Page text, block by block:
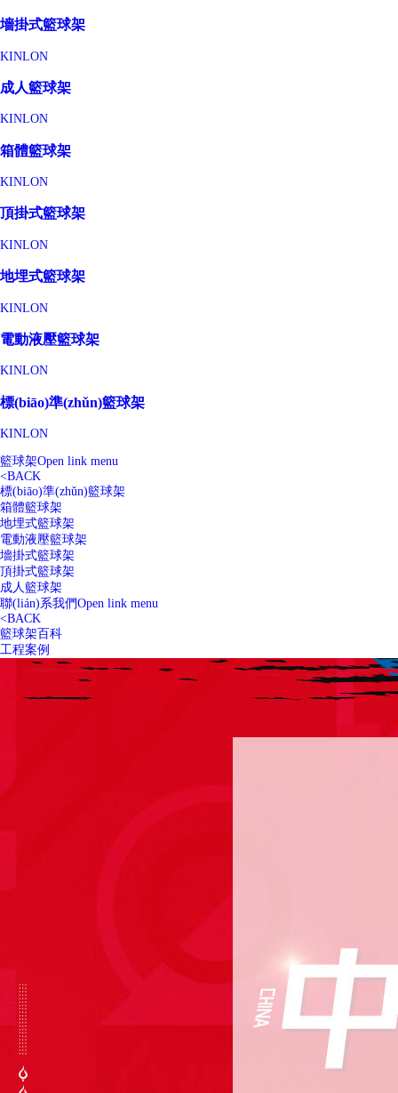
墻掛式籃球架
KINLON
成人籃球架
KINLON
箱體籃球架
KINLON
頂掛式籃球架
KINLON
地埋式籃球架
KINLON
電動液壓籃球架
KINLON
標(biāo)準(zhǔn)籃球架
KINLON
籃球架Open link menu
<BACK
標(biāo)準(zhǔn)籃球架
箱體籃球架
地埋式籃球架
電動液壓籃球架
墻掛式籃球架
頂掛式籃球架
成人籃球架
聯(lián)系我們Open link menu
<BACK
籃球架百科
工程案例